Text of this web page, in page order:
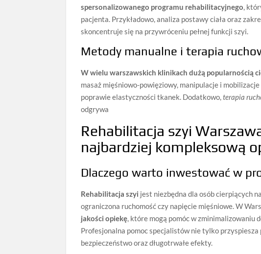
spersonalizowanego programu rehabilitacyjnego,
pacjenta. Przykładowo, analiza postawy ciała oraz
skoncentruje się na przywróceniu pełnej funkcji szyi.
Metody manualne i terapia
W wielu warszawskich klinikach dużą popularnością
masaż mięśniowo-powięziowy, manipulacje i
poprawie elastyczności tkanek. Dodatkowo,terapia
odgrywa
Rehabilitacja szyi
najbardziej kompleksową
Dlaczego warto inwestować w
Rehabilitacja szyi jest niezbędna dla osób cierpiących
ograniczona ruchomość czy napięcie mięśniowe. W
jakości opiekę, które mogą pomóc w zminimalizowaniu
Profesjonalna pomoc specjalistów nie tylko
bezpieczeństwo oraz długotrwałe efekty.